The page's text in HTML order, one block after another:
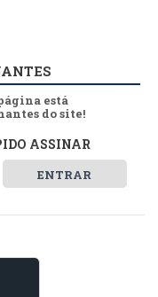
está
do site!
ASSINAR
ENTRAR